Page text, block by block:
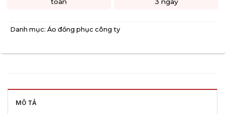
Danh mục: Áo đồng phục công ty
MÔ TẢ